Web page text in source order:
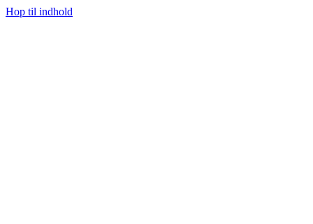
Hop til indhold